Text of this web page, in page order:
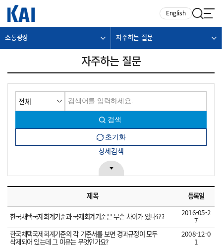
English
소통광장 자주하는 질문
자주하는 질문
상세검색
제목 등록일
한국채택국제회계기준과 국제회계기준은 무슨 차이가 있나요?
2016-05-2
7
한국채택국제회계기준의 각 기준서를 보면 경과규정이 모두
삭제되어 있는데 그 이유는 무엇인가요?
2008-12-0
1